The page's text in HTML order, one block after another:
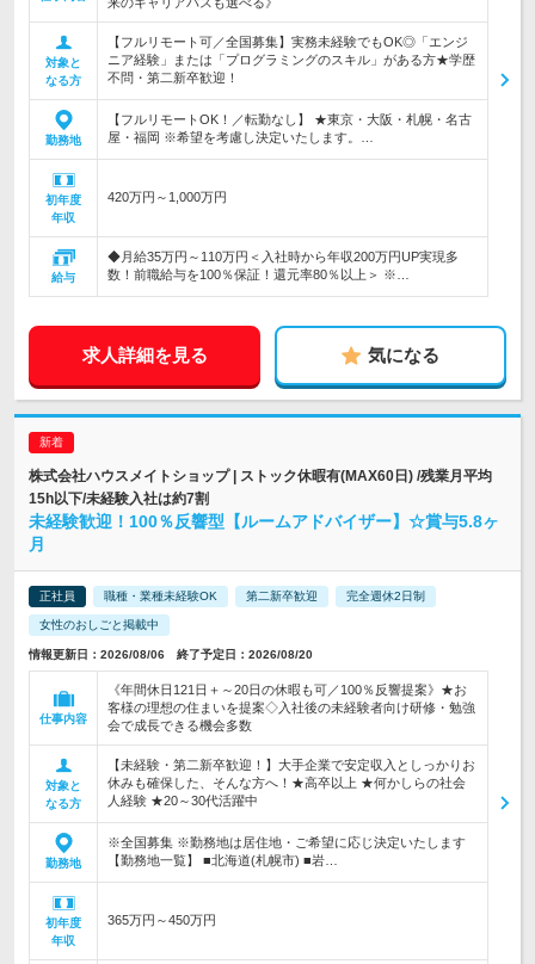
対象と
なる方
【フルリモート可／全国募集】実務未経験でもOK◎「エンジ
ニア経験」または「プログラミングのスキル」がある方★学歴
不問・第二新卒歓迎！
勤務地
【フルリモートOK！／転勤なし】 ★東京・大阪・札幌・名古
屋・福岡 ※希望を考慮し決定いたします。…
初年度
年収
420万円～1,000万円
給与
◆月給35万円～110万円＜入社時から年収200万円UP実現多
数！前職給与を100％保証！還元率80％以上＞ ※…
求人詳細を見る 気になる
株式会社ハウスメイトショップ | ストック休暇有(MAX60日) /残業月平均
15h以下/未経験入社は約7割
未経験歓迎！100％反響型【ルームアドバイザー】☆賞与5.8ヶ
月
正社員 職種・業種未経験OK 第二新卒歓迎 完全週休2日制
女性のおしごと掲載中
情報更新日：2026/08/06 終了予定日：2026/08/20
仕事内容
《年間休日121日＋～20日の休暇も可／100％反響提案》★お
客様の理想の住まいを提案◇入社後の未経験者向け研修・勉強
会で成長できる機会多数
対象と
なる方
【未経験・第二新卒歓迎！】大手企業で安定収入としっかりお
休みも確保した、そんな方へ！★高卒以上 ★何かしらの社会
人経験 ★20～30代活躍中
勤務地
※全国募集 ※勤務地は居住地・ご希望に応じ決定いたします
【勤務地一覧】 ■北海道(札幌市) ■岩…
初年度
年収
365万円～450万円